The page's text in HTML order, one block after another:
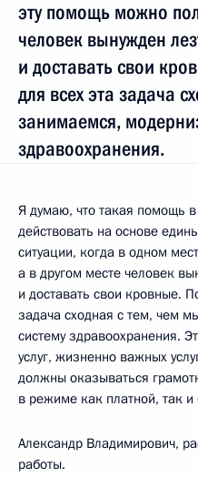
эту помощь можно
человек вынужден
и доставать свои
для всех эта задача
занимаемся,
здравоохранения.
Я думаю, что такая помощь
действовать на основе
ситуации, когда в одном
а в другом месте человек
и доставать свои кровные.
задача сходная с тем, чем
систему здравоохранения.
услуг, жизненно важных
должны оказываться
в режиме как платной, так
Александр Владимирович,
работы.